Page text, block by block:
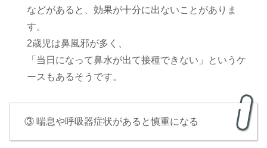
などがあると、効果が十分に出ないことがありま
す。
2歳児は鼻風邪が多く、
「当日になって鼻水が出て接種できない」というケ
ースもあるそうです。
③ 喘息や呼吸器症状があると慎重になる